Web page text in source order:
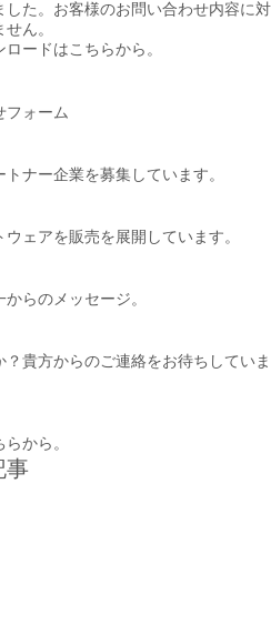
た。お客様のお問い合わせ内容に対
ん。
ードはこちらから。
フォーム
ナー企業を募集しています。
ェアを販売を展開しています。
らのメッセージ。
貴方からのご連絡をお待ちしていま
から。
事